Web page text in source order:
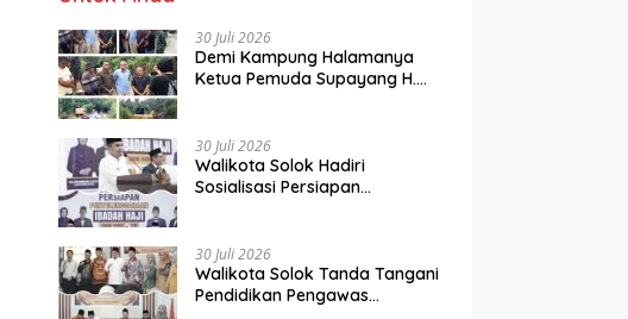
30 Juli 2026
Demi Kampung Halamanya
Ketua Pemuda Supayang H.
Simpang Tabek Menuju
Supayang
30 Juli 2026
Walikota Solok Hadiri
Sosialisasi Persiapan
30 Juli 2026
Walikota Solok Tanda Tangani
Pendidikan Pengawas